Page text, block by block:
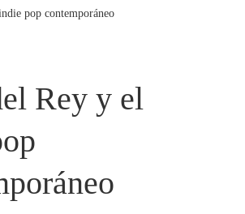
pop contemporáneo
Rey y el